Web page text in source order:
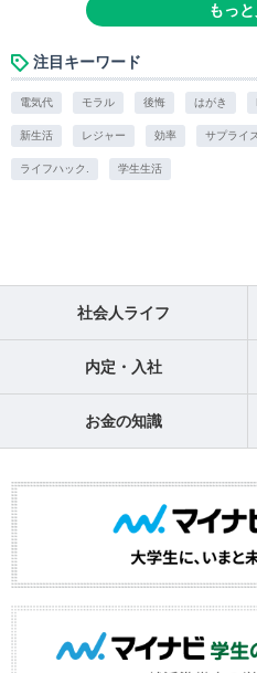
もっ
注目キーワード
電気代 モラル 後悔 はがき
新生活 レジャー 効率 サプライ
ライフハック. 学生生活
社会人ライフ
内定・入社
お金の知識